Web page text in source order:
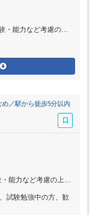
時間分＝13万円～20万円）を含む ※超過分は別途全額支給
／駅から徒歩5分以内
間分＝6万6160円～17万6000円）を含む ※超過分は別途全額支給
試験勉強中の方、歓